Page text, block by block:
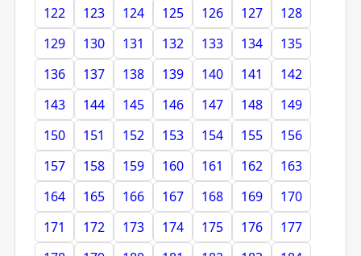
122
123 124 125 126 127
128
129
130 131 132 133 134
135
136
137 138 139 140 141
142
143
144 145 146 147 148
149
150
151 152 153 154 155
156
157
158 159 160 161 162
163
164
165 166 167 168 169
170
171
172 173 174 175 176
177